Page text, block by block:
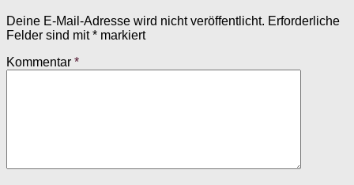
Deine E-Mail-Adresse wird nicht veröffentlicht. Erforderliche
Felder sind mit* markiert
Kommentar *